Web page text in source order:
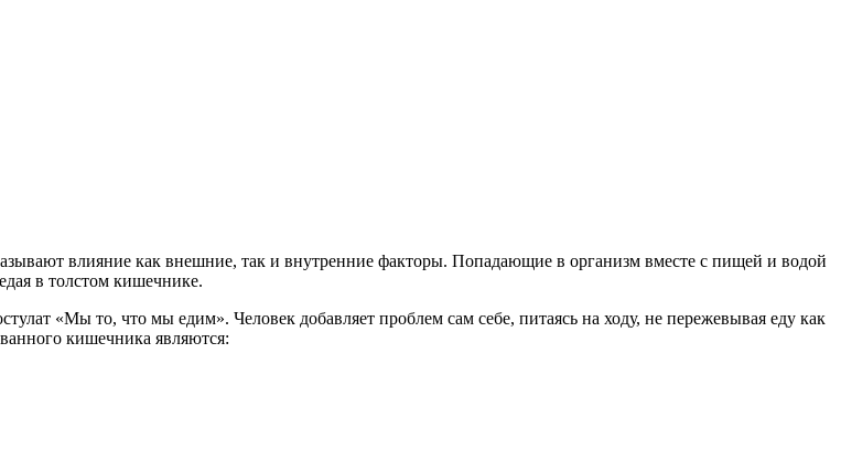
влияние как внешние, так и внутренние факторы. Попадающие в организм вместе с пищей и водой
в толстом кишечнике.
«Мы то, что мы едим». Человек добавляет проблем сам себе, питаясь на ходу, не пережевывая еду как
кишечника являются: